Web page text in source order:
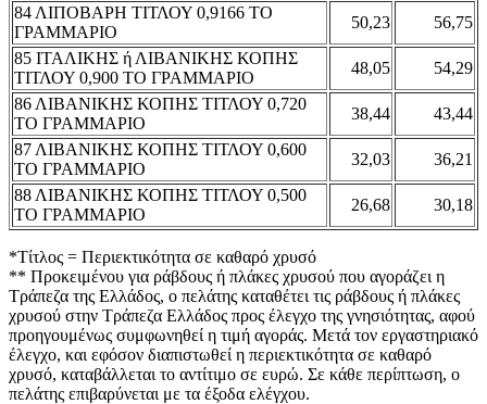
84 ΛΙΠΟΒΑΡΗ ΤΙΤΛΟΥ 0,9166 ΤΟ
ΓΡΑΜΜΑΡΙΟ
50,23
56,75
85 ΙΤΑΛΙΚΗΣ ή ΛΙΒΑΝΙΚΗΣ ΚΟΠΗΣ
ΤΙΤΛΟΥ 0,900 ΤΟ ΓΡΑΜΜΑΡΙΟ
48,05
54,29
86 ΛΙΒΑΝΙΚΗΣ ΚΟΠΗΣ ΤΙΤΛΟΥ 0,720
ΤΟ ΓΡΑΜΜΑΡΙΟ
38,44
43,44
87 ΛΙΒΑΝΙΚΗΣ ΚΟΠΗΣ ΤΙΤΛΟΥ 0,600
ΤΟ ΓΡΑΜΜΑΡΙΟ
32,03
36,21
88 ΛΙΒΑΝΙΚΗΣ ΚΟΠΗΣ ΤΙΤΛΟΥ 0,500
ΤΟ ΓΡΑΜΜΑΡΙΟ
26,68 30,18
*Τίτλος = Περιεκτικότητα σε καθαρό χρυσό
** Προκειμένου για ράβδους ή πλάκες χρυσού που αγοράζει η
Τράπεζα της Ελλάδος, ο πελάτης καταθέτει τις ράβδους ή πλάκες
χρυσού στην Τράπεζα Ελλάδος προς έλεγχο της γνησιότητας, αφού
προηγουμένως συμφωνηθεί η τιμή αγοράς. Μετά τον εργαστηριακό
έλεγχο, και εφόσον διαπιστωθεί η περιεκτικότητα σε καθαρό
χρυσό, καταβάλλεται το αντίτιμο σε ευρώ. Σε κάθε περίπτωση, ο
πελάτης επιβαρύνεται με τα έξοδα ελέγχου.